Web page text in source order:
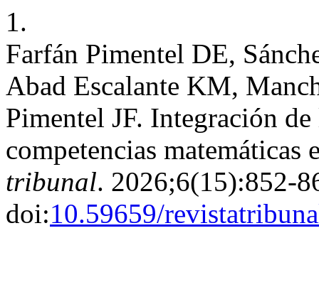
1.
Farfán Pimentel DE,
Abad Escalante KM,
Pimentel JF. Integración
competencias matemáticas
tribunal. 2026;6(15):852-
doi:10.59659/